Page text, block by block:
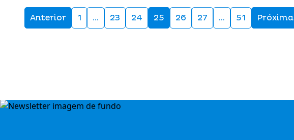
Anterior 1 … 23 24 25 26 27 … 51 Próxima